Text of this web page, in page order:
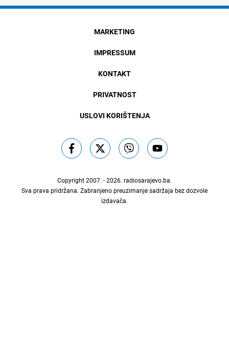
MARKETING
IMPRESSUM
KONTAKT
PRIVATNOST
USLOVI KORIŠTENJA
Copyright 2007. - 2026. radiosarajevo.ba.
Sva prava pridržana. Zabranjeno preuzimanje sadržaja bez dozvole
izdavača.